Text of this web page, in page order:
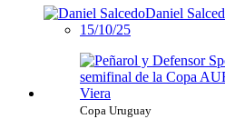
Daniel
15/10/25
Copa Uruguay